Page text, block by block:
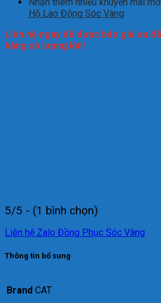
Hộ Lao Động Sóc Vàng
Liên hệ ngay để được báo giá ưu
hàng số lượng lớn!
5/5 - (1 bình chọn)
Liên hệ Zalo Đồng Phục Sóc Vàng
Thông tin bổ sung
Brand CAT